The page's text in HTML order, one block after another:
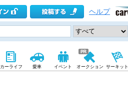
ヘルプ
カーライフ 愛車 イベント オークション サーキット